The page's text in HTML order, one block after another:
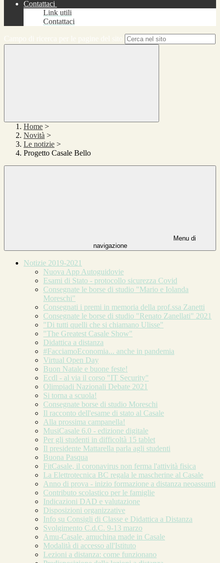
Contattaci
Link utili
Contattaci
Home >
Novità >
Le notizie >
Progetto Casale Bello
Menu di
navigazione
Notizie 2019-2021
Nuova App Autoguidovie
Esami di Stato - protocollo sicurezza Covid
Consegnate le borse di studio "Mario e Iolanda
Moreschi"
Consegnati i premi in memoria della prof.ssa Zanetti
Consegnate le borse di studio "Renato Zanellati" 2021
"Di tutti quelli che si chiamano Ulisse"
"The Greatest Casale Show"
Didattica a distanza
#FacciamoEconomia... anche in pandemia
Virtual Open Day
Buon Natale e buone feste!
Ecdl - al via il corso "IT Security"
Olimpiadi Nazionali Debate 2021
Si torna a scuola!
Consegnate borse di studio Moreschi
Il racconto dell'esame di stato al Casale
Alla prossima campanella!
MusiCasale 6.0 - edizione digitale
Per gli studenti in difficoltà 15 tablet
Il presidente Mattarella parla agli studenti
Buona Pasqua
FitCasale, il coronavirus non ferma l'attività fisica
La Elettrotecnica BC regala le mascherine al Casale
Anno di prova - inizio formazione a distanza neoassunti
Contributo scolastico per le famiglie
Indicazioni DAD e valutazione
Disposizioni organizzative
Info su Consigli di Classe e Didattica a Distanza
Svolgimento C.d.C. 9-13 marzo
Amu-Casale, amuchina made in Casale
Modalità di accesso all'Istituto
Lezioni a distanza: come funzionano